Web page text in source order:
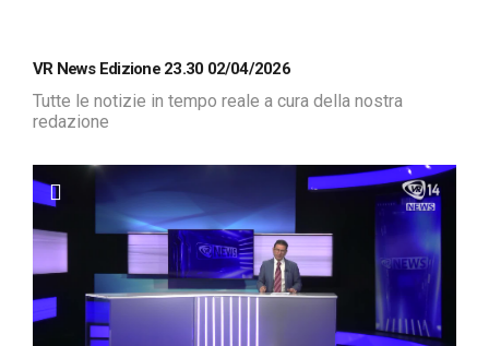
VR News Edizione 23.30 02/04/2026
Tutte le notizie in tempo reale a cura della nostra
redazione